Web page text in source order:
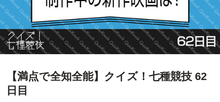
【満点で全知全能】クイズ！七種競技 62
日目